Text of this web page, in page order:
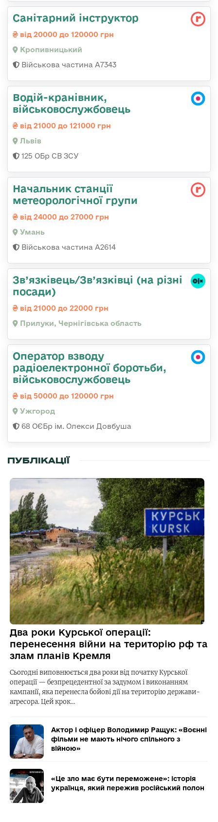
Санітарний інструктор
від 20000 до 120000 грн
Кропивницький
Військова частина А7343
Водій-кранівник,
військовослужбовець
від 21000 до 121000 грн
Львів
125 ОБр СВ ЗСУ
Начальник станції
метеорологічної групи
від 24000 до 27000 грн
Умань
Військова частина А2614
Зв’язківець/Зв’язківці (на різні
посади)
від 21000 до 22000 грн
Прилуки, Чернігівська область
Оператор взводу
радіоелектронної боротьби,
військовослужбовець
від 50000 до 120000 грн
Ужгород
68 ОЄБр ім. Олекси Довбуша
ПУБЛІКАЦІЇ
Два роки Курської операції:
перенесення війни на територію рф та
злам планів Кремля
Сьогодні виповнюється два роки від початку Курської
операції — безпрецедентної за задумом і виконанням
кампанії, яка перенесла бойові дії на територію держави-
агресора. Цей крок…
Актор і офіцер Володимир Ращук: «Воєнні
фільми не мають нічого спільного з
війною»
«Це зло має бути переможене»: історія
українця, який пережив російський полон